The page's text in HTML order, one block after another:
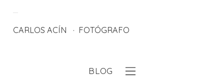
CARLOS ACÍN FOTÓGRAFO
BLOG